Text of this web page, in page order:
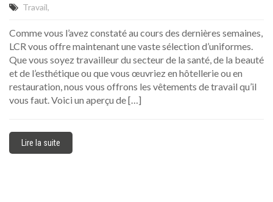
Travail
Comme vous l’avez constaté au cours des dernières semaines,
LCR vous offre maintenant une vaste sélection d’uniformes.
Que vous soyez travailleur du secteur de la santé, de la beauté
et de l’esthétique ou que vous œuvriez en hôtellerie ou en
restauration, nous vous offrons les vêtements de travail qu’il
vous faut. Voici un aperçu de […]
Lire la suite